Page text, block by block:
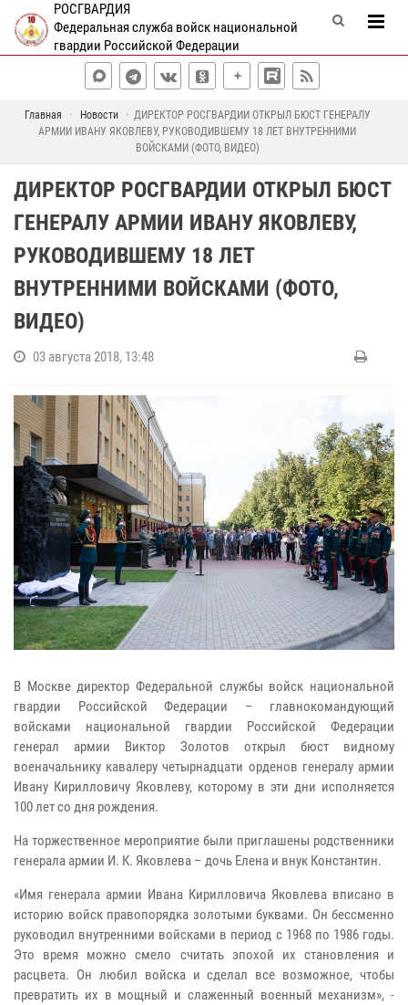
РОСГВАРДИЯ
Федеральная служба войск национальной
гвардии Российской Федерации
Главная Новости
ДИРЕКТОР РОСГВАРДИИ ОТКРЫЛ БЮСТ ГЕНЕРАЛУ
АРМИИ ИВАНУ ЯКОВЛЕВУ, РУКОВОДИВШЕМУ 18 ЛЕТ ВНУТРЕННИМИ
ВОЙСКАМИ (ФОТО, ВИДЕО)
ДИРЕКТОР РОСГВАРДИИ ОТКРЫЛ БЮСТ
ГЕНЕРАЛУ АРМИИ ИВАНУ ЯКОВЛЕВУ,
РУКОВОДИВШЕМУ 18 ЛЕТ
ВНУТРЕННИМИ ВОЙСКАМИ (ФОТО,
ВИДЕО)
03 августа 2018, 13:48
В Москве директор Федеральной службы войск национальной
гвардии Российской Федерации – главнокомандующий
войсками национальной гвардии Российской Федерации
генерал армии Виктор Золотов открыл бюст видному
военачальнику кавалеру четырнадцати орденов генералу армии
Ивану Кирилловичу Яковлеву, которому в эти дни исполняется
100 лет со дня рождения.
На торжественное мероприятие были приглашены родственники
генерала армии И. К. Яковлева – дочь Елена и внук Константин.
«Имя генерала армии Ивана Кирилловича Яковлева вписано в
историю войск правопорядка золотыми буквами. Он бессменно
руководил внутренними войсками в период с 1968 по 1986 годы.
Это время можно смело считать эпохой их становления и
расцвета. Он любил войска и сделал все возможное, чтобы
превратить их в мощный и слаженный военный механизм», -